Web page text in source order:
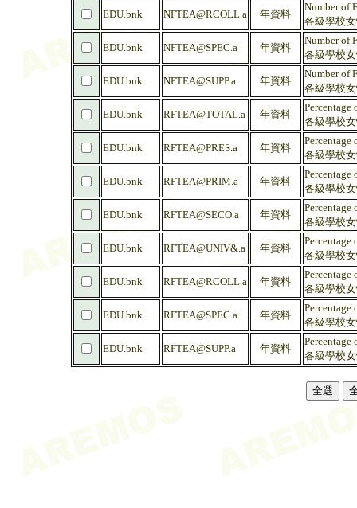
EDU.bnk NFTEA@RCOLL.a 年資料
Number of
各級學校
EDU.bnk NFTEA@SPEC.a 年資料
Number of
各級學校
EDU.bnk NFTEA@SUPP.a 年資料
Number of
各級學校
EDU.bnk RFTEA@TOTAL.a 年資料
Percentage
各級學校
EDU.bnk RFTEA@PRES.a 年資料
Percentage
各級學校
EDU.bnk RFTEA@PRIM.a 年資料
Percentage
各級學校
EDU.bnk RFTEA@SECO.a 年資料
Percentage
各級學校
EDU.bnk RFTEA@UNIV&.a 年資料
Percentage
各級學校
EDU.bnk RFTEA@RCOLL.a 年資料
Percentage
各級學校
EDU.bnk RFTEA@SPEC.a 年資料
Percentage
各級學校
EDU.bnk RFTEA@SUPP.a 年資料
Percentage
各級學校